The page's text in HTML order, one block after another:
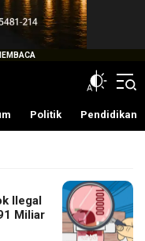
Politik Pendidikan
Ilegal
Miliar